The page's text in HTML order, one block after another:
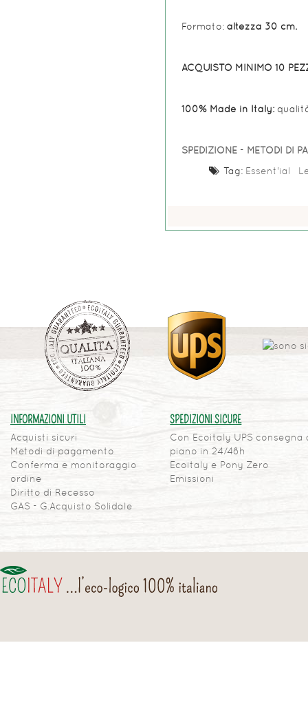
Formato: altezza 30 cm.
ACQUISTO MINIMO 10
100% Made in Italy:
SPEDIZIONE - METODI DI
Tag: Essent'ial
INFORMAZIONI UTILI
Acquisti sicuri
Metodi di pagamento
Conferma e monitoraggio
ordine
Diritto di Recesso
GAS - G.Acquisto Solidale
SPEDIZIONI SICURE
Con Ecoitaly UPS consegna
piano in 24/48h
Ecoitaly e Pony Zero
Emissioni